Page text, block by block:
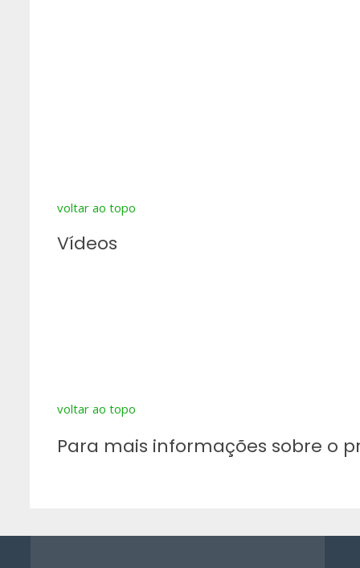
voltar ao topo
Vídeos
voltar ao topo
Para mais informações sobre o